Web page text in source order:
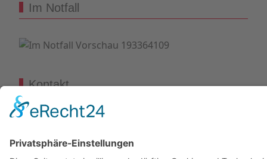
Im Notfall
Kontakt
Goldstraße 41